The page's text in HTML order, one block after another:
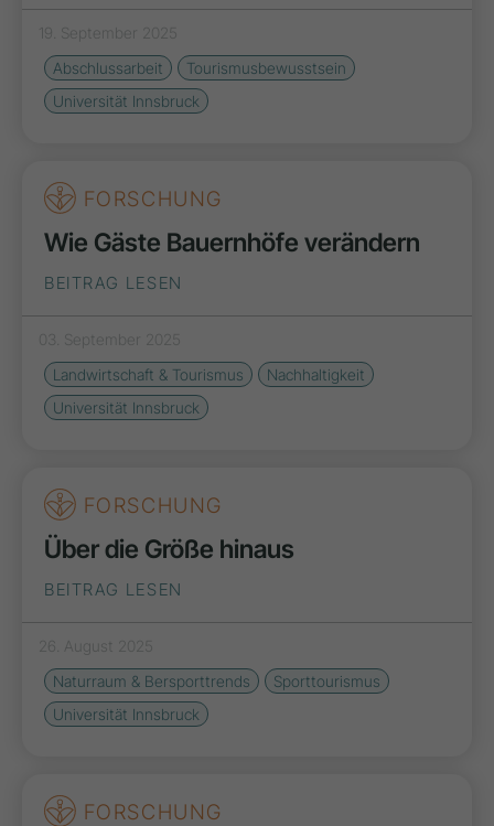
19. September 2025
Abschlussarbeit
Tourismusbewusstsein
Universität Innsbruck
FORSCHUNG
Wie Gäste Bauernhöfe verändern
BEITRAG LESEN
03. September 2025
Landwirtschaft & Tourismus
Nachhaltigkeit
Universität Innsbruck
FORSCHUNG
Über die Größe hinaus
BEITRAG LESEN
26. August 2025
Naturraum & Bersporttrends
Sporttourismus
Universität Innsbruck
FORSCHUNG